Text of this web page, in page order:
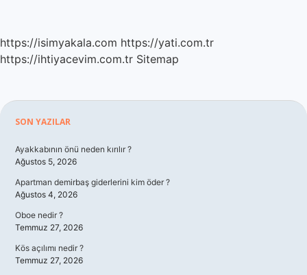
https://isimyakala.com https://yati.com.tr
https://ihtiyacevim.com.tr Sitemap
Sidebar
SON YAZILAR
Ayakkabının önü neden kırılır ?
Ağustos 5, 2026
Apartman demirbaş giderlerini kim öder ?
Ağustos 4, 2026
Oboe nedir ?
Temmuz 27, 2026
Kös açılımı nedir ?
Temmuz 27, 2026